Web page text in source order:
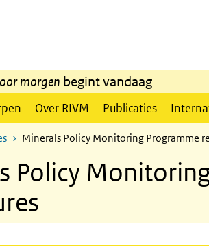
morgen begint vandaag
Over RIVM Publicaties
Minerals Policy Monitoring Programme
Policy